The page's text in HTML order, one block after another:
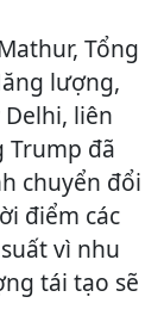
Tổng
lượng,
liên
Trump đã
chuyển đổi
điểm các
vì nhu
tái tạo sẽ